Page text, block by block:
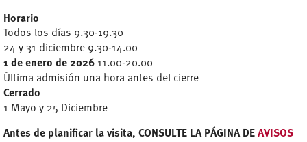
Horario
Todos los días 9.30-19.30
24 y 31 diciembre 9.30-14.00
1 de enero de 2026 11.00-20.00
Última admisión una hora antes del cierre
Cerrado
1 Mayo y 25 Diciembre
Antes de planificar la visita, CONSULTE LA PÁGINA DE AVISOS